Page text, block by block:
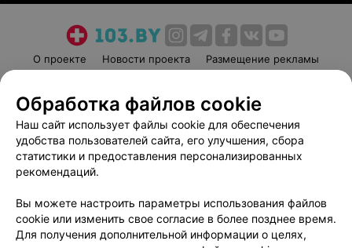
О проекте Новости проекта
Размещение рекламы
Пользовательское соглашение
Способы оплаты
Вакансии
Партнеры
Написать руководителю 103.by
Обработка персональных данных
Обработка файлов cookie
Наш сайт использует файлы cookie для обеспечения
удобства пользователей сайта, его улучшения, сбора
статистики и предоставления персонализированных
рекомендаций.
Вы можете настроить параметры использования файлов
cookie или изменить свое согласие в более позднее время.
Для получения дополнительной информации о целях,